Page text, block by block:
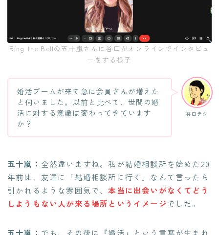
Ring the Bellの五十嵐さんに谷口がオンラインでインタビュ
ーをする様子
谷口テツ
婚活ブームが来て急に会員さんが増えた
と伺いました。以前と比べて、世間の婚
活に対する意識は変わってきています
か？
五十嵐： 全然違いますね。私が結婚相談所を始めた20
年前は、友達に「結婚相談所に行く」なんて言ったら
引かれるような雰囲気で、本当に出会いがなくてどう
しようもない人が来る場所というイメージでした。
五十嵐： でも、その後に『婚活』という言葉が生まれ